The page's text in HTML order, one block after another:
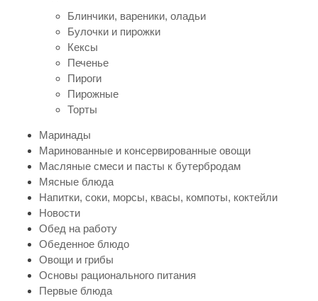
Блинчики, вареники, оладьи
Булочки и пирожки
Кексы
Печенье
Пироги
Пирожные
Торты
Маринады
Маринованные и консервированные овощи
Масляные смеси и пасты к бутербродам
Мясные блюда
Напитки, соки, морсы, квасы, компоты, коктейли
Новости
Обед на работу
Обеденное блюдо
Овощи и грибы
Основы рационального питания
Первые блюда